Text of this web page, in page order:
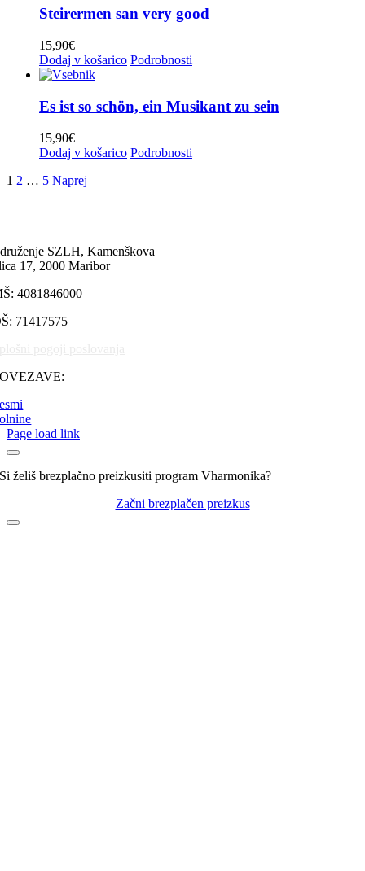
Steirermen san very good
15,90€
Dodaj v košarico Podrobnosti
Es ist so schön, ein Musikant zu sein
15,90€
Dodaj v košarico Podrobnosti
1 2 … 5 Naprej
SZLH, Kamenškova
17, 2000 Maribor
4081846000
71417575
Page load link
Si želiš brezplačno preizkusiti program Vharmonika?
Začni brezplačen preizkus